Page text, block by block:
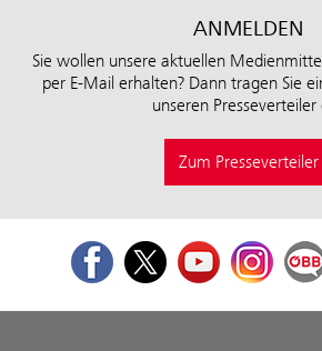
ANMELDEN
Sie wollen unsere aktuellen
per E-Mail erhalten? Dann tragen Sie
unseren Presseverteiler
Zum Presseverteiler
FacebookTwitterYoutubeInstagram